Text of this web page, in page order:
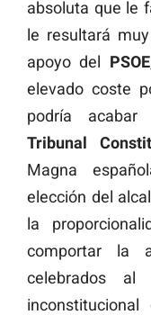
absoluta que le
le resultará
apoyo del PSOE
elevado coste
podría
Tribunal
Magna
elección del
la
comportar la
celebrados al